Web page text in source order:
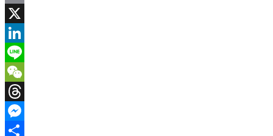
Email
X
LinkedIn
Line
WeChat
Threads
Messenger